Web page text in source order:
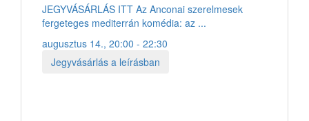
JEGYVÁSÁRLÁS ITT Az Anconai szerelmesek
fergeteges mediterrán komédia: az ...
augusztus 14., 20:00 - 22:30
Jegyvásárlás a leírásban